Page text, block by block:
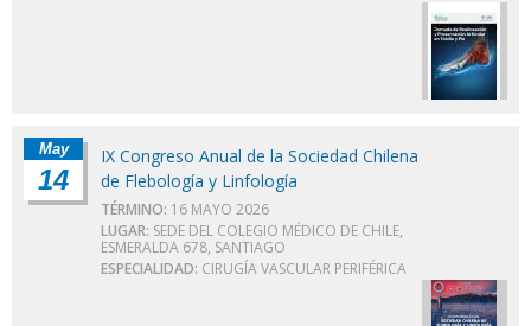
May
14
IX Congreso Anual de la Sociedad Chilena
de Flebología y Linfología
TÉRMINO: 16 MAYO 2026
LUGAR: SEDE DEL COLEGIO MÉDICO DE CHILE,
ESMERALDA 678, SANTIAGO
ESPECIALIDAD: CIRUGÍA VASCULAR PERIFÉRICA